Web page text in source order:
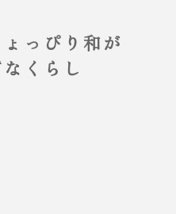
ょっぴり和が
くらし